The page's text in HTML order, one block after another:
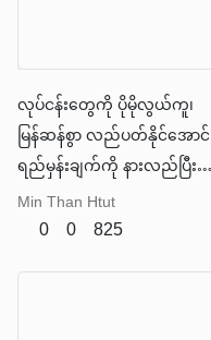
လုပ်ငန်းတွေကို ပိုမိုလွယ်ကူ၊
မြန်ဆန်စွာ လည်ပတ်နိုင်အောင်
ရည်မှန်းချက်ကို နားလည်ပြီး
ကိုယ်တိုင် လုပ်ဆောင်ပေးနိုင်တဲ့
အသိဉာဏ်ရှိတဲ့ လက်ထောက် —
Min Than Htut
0 0 825